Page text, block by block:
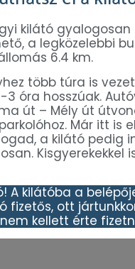
kilátó gyalogosan
a legközelebbi
6.4 km.
több túra is
óra hosszúak.
út – Mély út
Már itt is
a kilátó pedig
Kisgyerekekkel
A kilátóba a
fizetős, ott
kellett érte